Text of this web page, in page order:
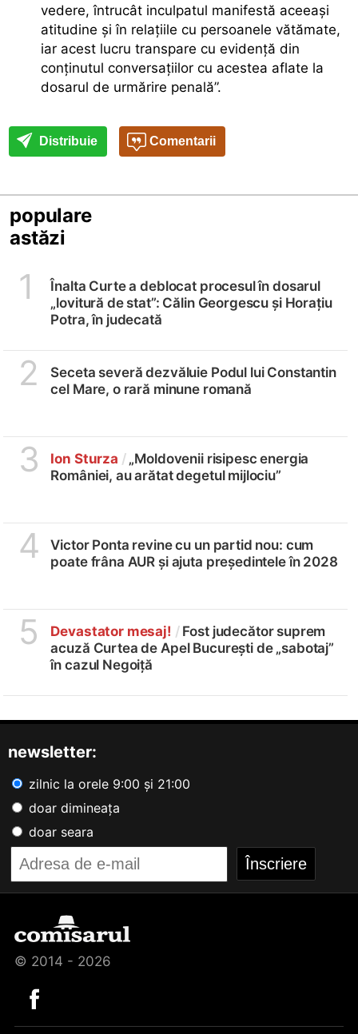
vedere, întrucât inculpatul manifestă aceeași
atitudine și în relațiile cu persoanele vătămate,
iar acest lucru transpare cu evidență din
conținutul conversațiilor cu acestea aflate la
dosarul de urmărire penală”.
Distribuie Comentarii
populare
astăzi
1
Înalta Curte a deblocat procesul în dosarul
„lovitură de stat”: Călin Georgescu și Horațiu
Potra, în judecată
2
Seceta severă dezvăluie Podul lui Constantin
cel Mare, o rară minune romană
3 Ion Sturza /„Moldovenii risipesc energia
României, au arătat degetul mijlociu”
4
Victor Ponta revine cu un partid nou: cum
poate frâna AUR și ajuta președintele în 2028
5 Devastator mesaj! / Fost judecător suprem
acuză Curtea de Apel București de „sabotaj”
în cazul Negoiță
newsletter:
zilnic la orele 9:00 și 21:00
doar dimineața
doar seara
© 2014 - 2026